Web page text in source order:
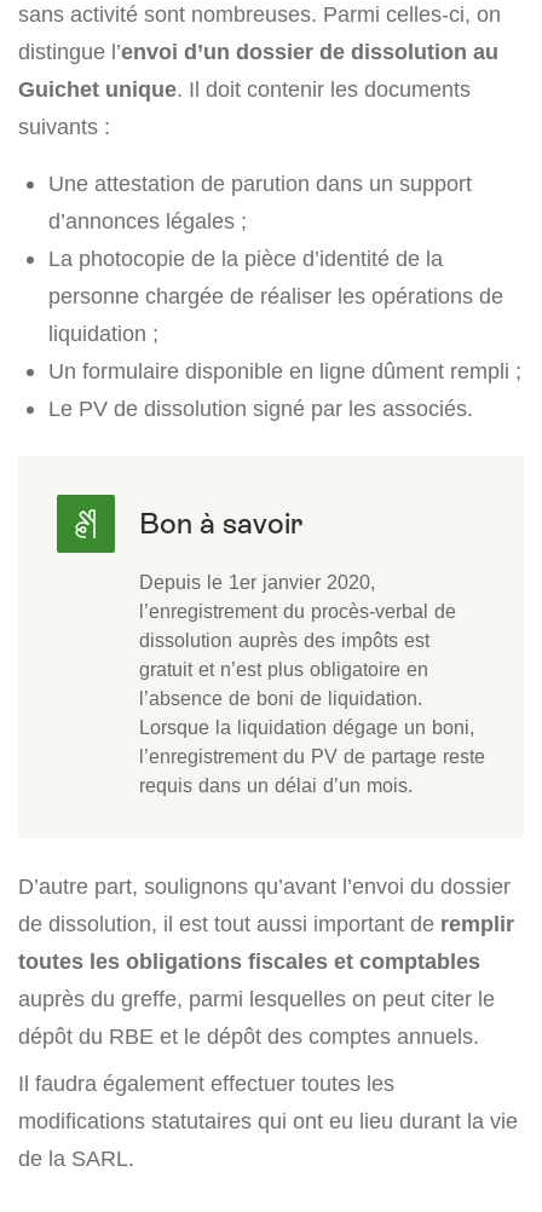
sans activité sont nombreuses. Parmi celles-ci, on
distingue l’envoi d’un dossier de dissolution au
Guichet unique. Il doit contenir les documents
suivants :
Une attestation de parution dans un support
d’annonces légales ;
La photocopie de la pièce d’identité de la
personne chargée de réaliser les opérations de
liquidation ;
Un formulaire disponible en ligne dûment rempli ;
Le PV de dissolution signé par les associés.
Depuis le 1er janvier 2020,
l’enregistrement du procès-verbal de
dissolution auprès des impôts est
gratuit et n’est plus obligatoire en
l’absence de boni de liquidation.
Lorsque la liquidation dégage un boni,
l’enregistrement du PV de partage reste
requis dans un délai d’un mois.
D’autre part, soulignons qu’avant l’envoi du dossier
de dissolution, il est tout aussi important de remplir
toutes les obligations fiscales et comptables
auprès du greffe, parmi lesquelles on peut citer le
dépôt du RBE et le dépôt des comptes annuels.
Il faudra également effectuer toutes les
modifications statutaires qui ont eu lieu durant la vie
de la SARL.